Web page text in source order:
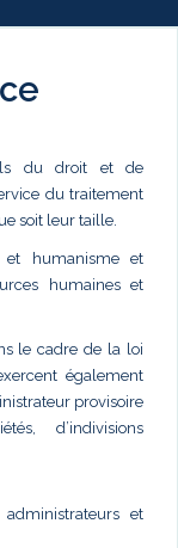
du droit et de
du traitement
soit leur taille.
et humanisme et
humaines et
le cadre de la loi
également
provisoire
d’indivisions
et